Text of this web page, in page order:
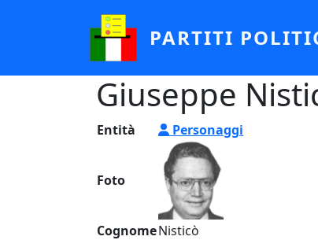
PARTITI
Giuseppe
Entità Personaggi
Foto
CognomeNisticò